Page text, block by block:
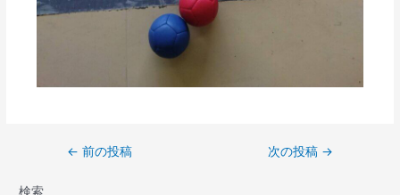
← 前の投稿 次の投稿 →
検索